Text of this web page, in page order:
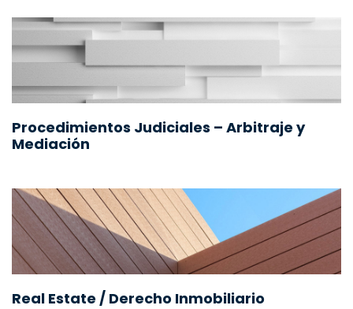
Procedimientos Judiciales – Arbitraje y
Mediación
Real Estate / Derecho Inmobiliario